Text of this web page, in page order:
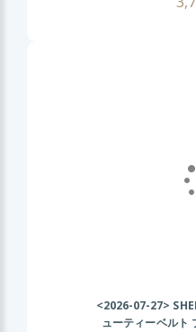
納ポーチ ロール
<2026-07-27>
ューティーベルト